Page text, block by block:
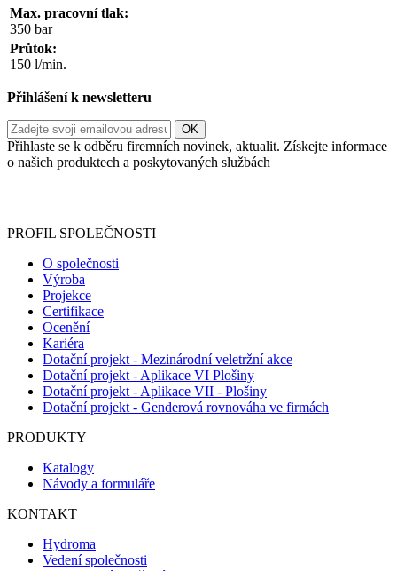
Max. pracovní tlak:
350 bar
Průtok:
150 l/min.
Přihlášení k newsletteru
Přihlaste se k odběru firemních novinek, aktualit. Získejte informace
o našich produktech a poskytovaných službách
PROFIL SPOLEČNOSTI
O společnosti
Výroba
Projekce
Certifikace
Ocenění
Kariéra
Dotační projekt - Mezinárodní veletržní akce
Dotační projekt - Aplikace VI Plošiny
Dotační projekt - Aplikace VII - Plošiny
Dotační projekt - Genderová rovnováha ve firmách
PRODUKTY
Katalogy
Návody a formuláře
KONTAKT
Hydroma
Vedení společnosti